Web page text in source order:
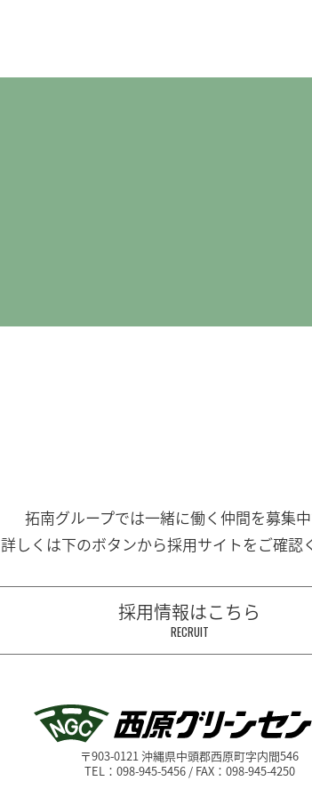
拓南グループでは一緒に働く 仲間を募集中
詳しくは下のボタンから採用サイトをご確認
採用情報はこちら
RECRUIT
〒903-0121 沖縄県中頭郡西原町字内間546
TEL：098-945-5456 / FAX：098-945-4250